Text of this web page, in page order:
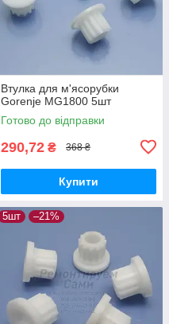
Втулка для м'ясорубки
Gorenje MG1800 5шт
Готово до відправки
290,72 ₴ 368 ₴
Купити
5шт –21%